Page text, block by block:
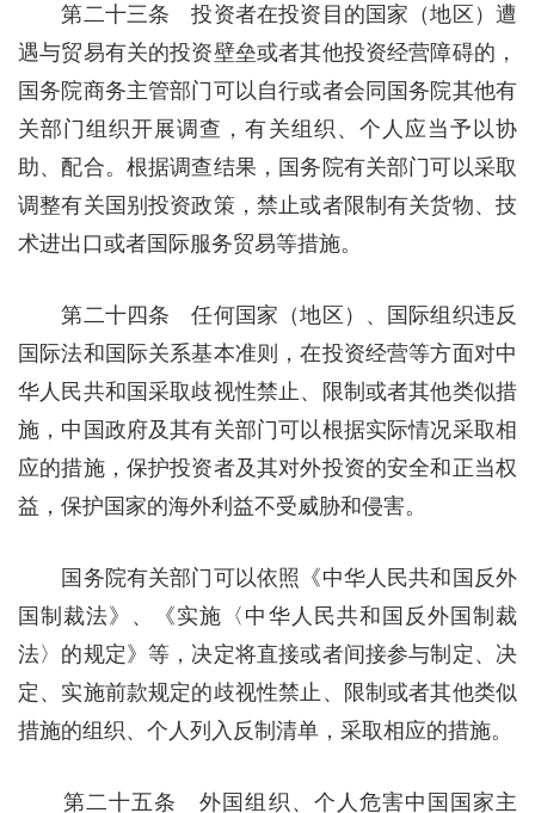
第二十三条 投资者在投资目的国家（地区）遭
遇与贸易有关的投资壁垒或者其他投资经营障碍的，
国务院商务主管部门可以自行或者会同国务院其他有
关部门组织开展调查，有关组织、个人应当予以协
助、配合。根据调查结果，国务院有关部门可以采取
调整有关国别投资政策，禁止或者限制有关货物、技
术进出口或者国际服务贸易等措施。
第二十四条 任何国家（地区）、国际组织违反
国际法和国际关系基本准则，在投资经营等方面对中
华人民共和国采取歧视性禁止、限制或者其他类似措
施，中国政府及其有关部门可以根据实际情况采取相
应的措施，保护投资者及其对外投资的安全和正当权
益，保护国家的海外利益不受威胁和侵害。
国务院有关部门可以依照《中华人民共和国反外
国制裁法》、《实施〈中华人民共和国反外国制裁
法〉的规定》等，决定将直接或者间接参与制定、决
定、实施前款规定的歧视性禁止、限制或者其他类似
措施的组织、个人列入反制清单，采取相应的措施。
第二十五条 外国组织、个人危害中国国家主